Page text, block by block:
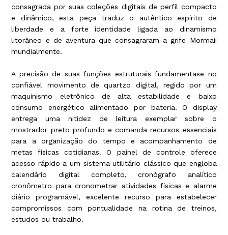
consagrada por suas coleções digitais de perfil compacto
e dinâmico, esta peça traduz o autêntico espírito de
liberdade e a forte identidade ligada ao dinamismo
litorâneo e de aventura que consagraram a grife Mormaii
mundialmente.
A precisão de suas funções estruturais fundamentase no
confiável movimento de quartzo digital, regido por um
maquinismo eletrônico de alta estabilidade e baixo
consumo energético alimentado por bateria. O display
entrega uma nitidez de leitura exemplar sobre o
mostrador preto profundo e comanda recursos essenciais
para a organização do tempo e acompanhamento de
metas físicas cotidianas. O painel de controle oferece
acesso rápido a um sistema utilitário clássico que engloba
calendário digital completo, cronógrafo analítico
cronômetro para cronometrar atividades físicas e alarme
diário programável, excelente recurso para estabelecer
compromissos com pontualidade na rotina de treinos,
estudos ou trabalho.